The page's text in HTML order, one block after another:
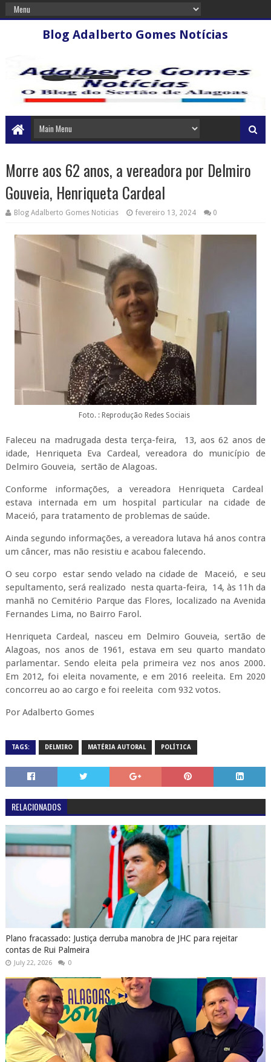
Blog Adalberto Gomes Notícias
Morre aos 62 anos, a vereadora por Delmiro
Gouveia, Henriqueta Cardeal
Blog Adalberto Gomes Noticias fevereiro 13, 2024 0
Foto. : Reprodução Redes Sociais
Faleceu na madrugada desta terça-feira, 13, aos 62 anos de
idade, Henriqueta Eva Cardeal, vereadora do município de
Delmiro Gouveia, sertão de Alagoas.
Conforme informações, a vereadora Henriqueta Cardeal
estava internada em um hospital particular na cidade de
Maceió, para tratamento de problemas de saúde.
Ainda segundo informações, a vereadora lutava há anos contra
um câncer, mas não resistiu e acabou falecendo.
O seu corpo estar sendo velado na cidade de Maceió, e seu
sepultamento, será realizado nesta quarta-feira, 14, às 11h da
manhã no Cemitério Parque das Flores, localizado na Avenida
Fernandes Lima, no Bairro Farol.
Henriqueta Cardeal, nasceu em Delmiro Gouveia, sertão de
Alagoas, nos anos de 1961, estava em seu quarto mandato
parlamentar. Sendo eleita pela primeira vez nos anos 2000.
Em 2012, foi eleita novamente, e em 2016 reeleita. Em 2020
concorreu ao ao cargo e foi reeleita com 932 votos.
Por Adalberto Gomes
TAGS: DELMIRO MATÉRIA AUTORAL POLÍTICA
RELACIONADOS
Plano fracassado: Justiça derruba manobra de JHC para rejeitar
contas de Rui Palmeira
July 22, 2026 0